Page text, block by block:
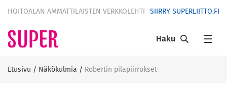
HOITOALAN AMMATTILAISTEN VERKKOLEHTI SIIRRY SUPERLIITTO.FI
Haku
Etusivu / Näkökulmia / Robertin pilapiirrokset